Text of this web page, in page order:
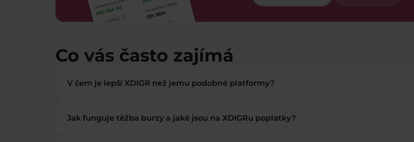
Co vás často zajímá
V čem je lepší XDIGR než jemu podobné platformy?
Jak funguje těžba burzy a jaké jsou na XDIGRu poplatky?